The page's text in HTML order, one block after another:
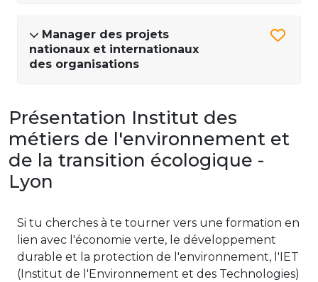
Manager des projets
nationaux et internationaux
des organisations
Présentation Institut des
métiers de l'environnement et
de la transition écologique -
Lyon
Si tu cherches à te tourner vers une formation en
lien avec l'économie verte, le développement
durable et la protection de l'environnement, l'IET
(Institut de l'Environnement et des Technologies)